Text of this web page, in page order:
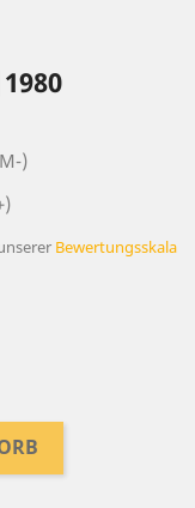
)
Bewertungsskala